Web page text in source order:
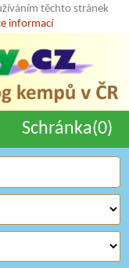
těchto stránek
informací
Schránka(0)